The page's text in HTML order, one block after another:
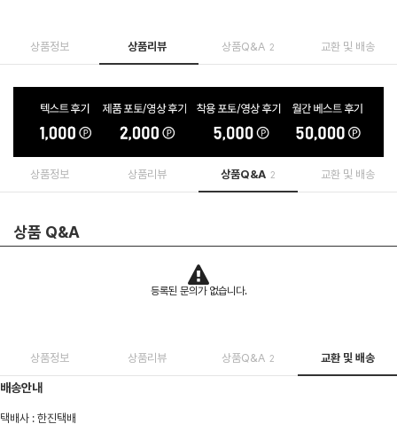
상품정보 상품리뷰 상품Q&A 2 교환 및 배송
상품정보 상품리뷰 상품Q&A 2 교환 및 배송
상품 Q&A
등록된 문의가 없습니다.
상품정보 상품리뷰 상품Q&A 2 교환 및 배송
배송안내
택배사 : 한진택배